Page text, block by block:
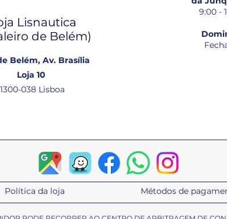
Lisnautica
de Belém​)
Belém, Av. Brasília
Loja 10
1300-038 Lisboa
9:00 -
Política da loja Métodos de